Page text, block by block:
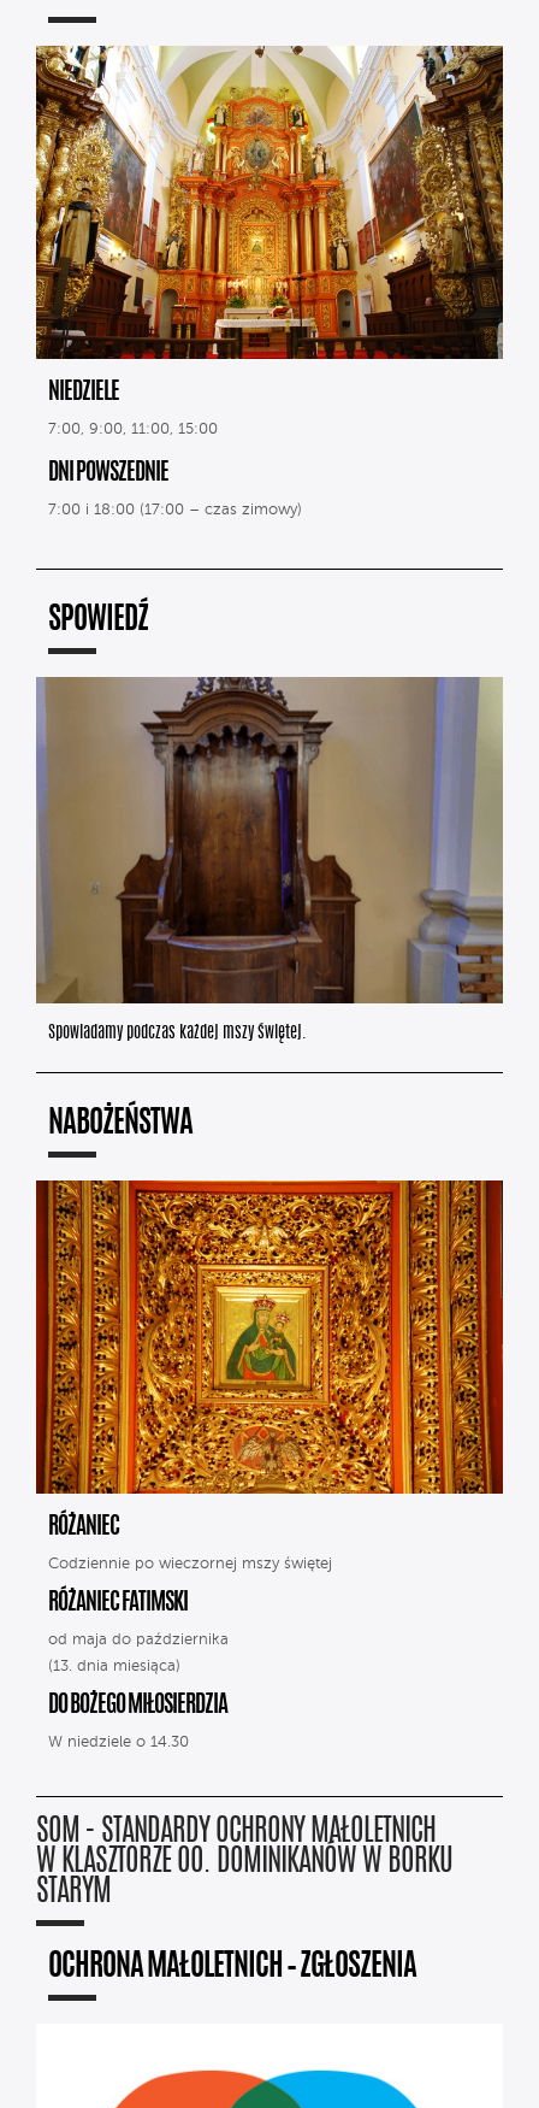
NIEDZIELE
7:00, 9:00, 11:00, 15:00
DNI POWSZEDNIE
7:00 i 18:00 (17:00 – czas zimowy)
SPOWIEDŹ
Spowiadamy podczas każdej mszy świętej.
NABOŻEŃSTWA
RÓŻANIEC
Codziennie po wieczornej mszy świętej
RÓŻANIEC FATIMSKI
od maja do października
(13. dnia miesiąca)
DO BOŻEGO MIŁOSIERDZIA
W niedziele o 14.30
SOM - STANDARDY OCHRONY MAŁOLETNICH
W KLASZTORZE OO. DOMINIKANÓW W BORKU
STARYM
OCHRONA MAŁOLETNICH – ZGŁOSZENIA